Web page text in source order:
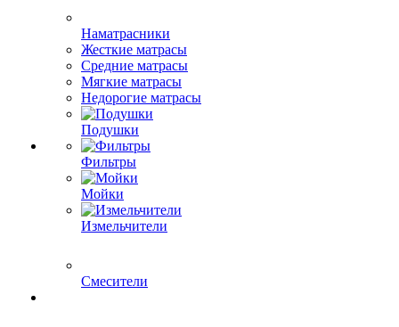
Наматрасники
Жесткие матрасы
Средние матрасы
Мягкие матрасы
Недорогие матрасы
Подушки
Фильтры
Мойки
Измельчители
Смесители